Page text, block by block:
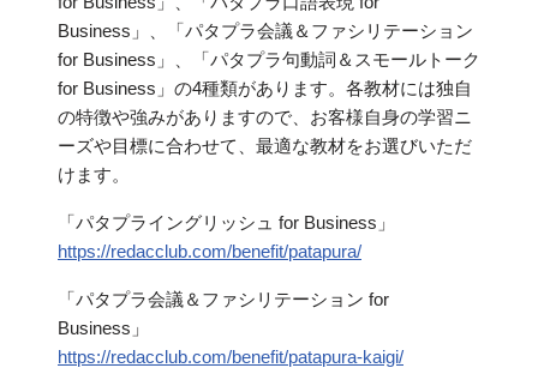
Business」、「パタプラ会議＆ファシリテーション
for Business」、「パタプラ句動詞＆スモールトーク
for Business」の4種類があります。各教材には独自
の特徴や強みがありますので、お客様自身の学習ニ
ーズや目標に合わせて、最適な教材をお選びいただ
けます。
「パタプライングリッシュ for Business」
https://redacclub.com/benefit/patapura/
「パタプラ会議＆ファシリテーション for
Business」
https://redacclub.com/benefit/patapura-kaigi/